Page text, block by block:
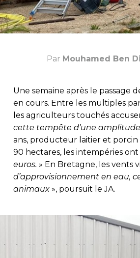
Par Mouhamed Ben
Une semaine après le passage
en cours. Entre les multiples
les agriculteurs touchés
cette tempête d’une
ans, producteur laitier et
90 hectares, les intempéries ont
euros. » En Bretagne, les vents
d’approvisionnement en eau,
animaux», poursuit le JA.